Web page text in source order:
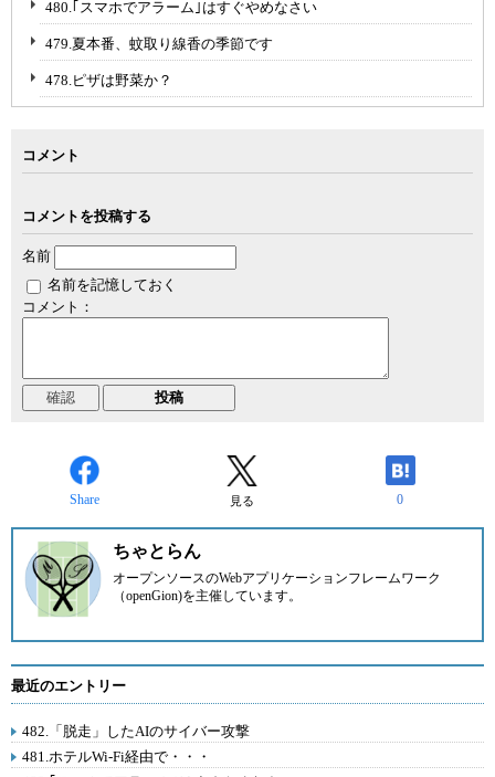
480.｢スマホでアラーム｣はすぐやめなさい
479.夏本番、蚊取り線香の季節です
478.ピザは野菜か？
コメント
コメントを投稿する
名前
名前を記憶しておく
コメント：
Share 見る 0
ちゃとらん
オープンソースのWebアプリケーションフレームワーク
（openGion)を主催しています。
最近のエントリー
482.「脱走」したAIのサイバー攻撃
481.ホテルWi-Fi経由で・・・